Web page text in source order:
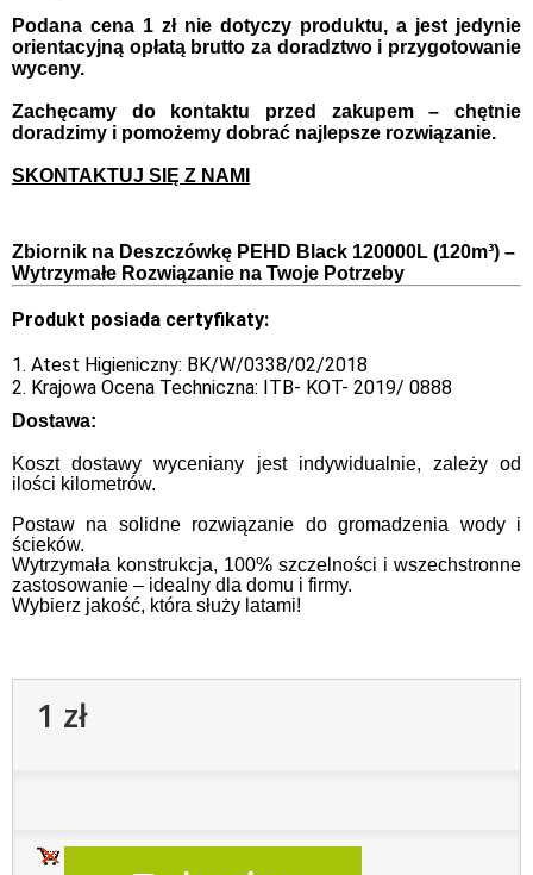
Podana cena 1 zł nie dotyczy produktu, a jest jedynie
orientacyjną opłatą brutto za doradztwo i przygotowanie
wyceny.
Zachęcamy do kontaktu przed zakupem – chętnie
doradzimy i pomożemy dobrać najlepsze rozwiązanie.
SKONTAKTUJ SIĘ Z NAMI
Zbiornik na Deszczówkę PEHD Black 120000L (120m³) –
Wytrzymałe Rozwiązanie na Twoje Potrzeby
Produkt posiada certyfikaty:
1. Atest Higieniczny: BK/W/0338/02/2018
2. Krajowa Ocena Techniczna: ITB- KOT- 2019/ 0888
Dostawa:
Koszt dostawy wyceniany jest indywidualnie, zależy od
ilości kilometrów.
Postaw na solidne rozwiązanie do gromadzenia wody i
ścieków.
Wytrzymała konstrukcja, 100% szczelności i wszechstronne
zastosowanie – idealny dla domu i firmy.
Wybierz jakość, która służy latami!
1 zł